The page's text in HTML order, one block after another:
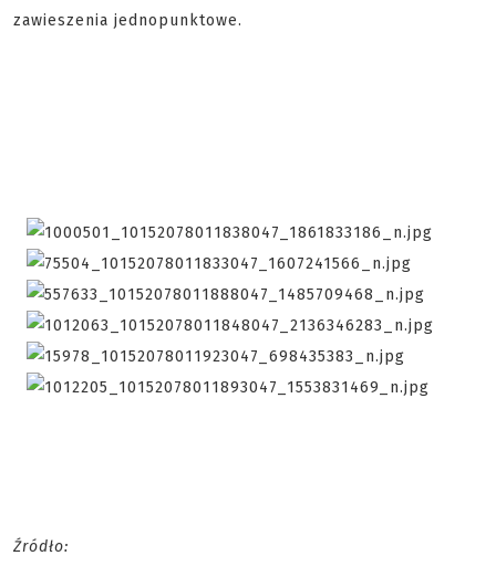
zawieszenia jednopunktowe.
Źródło: